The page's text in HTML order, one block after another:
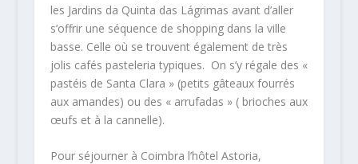
les Jardins da Quinta das Lágrimas avant d’aller
s’offrir une séquence de shopping dans la ville
basse. Celle où se trouvent également de très
jolis cafés pasteleria typiques. On s’y régale des «
pastéis de Santa Clara » (petits gâteaux fourrés
aux amandes) ou des « arrufadas » ( brioches aux
œufs et à la cannelle).
Pour séjourner à Coimbra l’hôtel Astoria,